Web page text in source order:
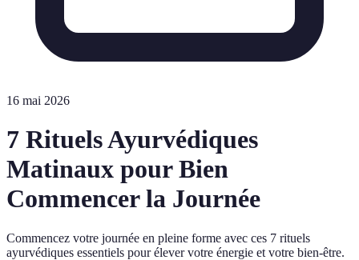
16 mai 2026
7 Rituels Ayurvédiques
Matinaux pour Bien
Commencer la Journée
Commencez votre journée en pleine forme avec ces 7 rituels
ayurvédiques essentiels pour élever votre énergie et votre bien-être.